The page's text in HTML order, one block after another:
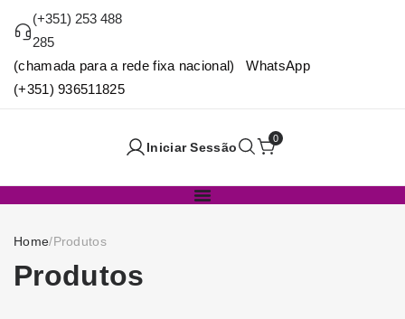
(+351) 253 488
285
(chamada para a rede fixa nacional) WhatsApp
(+351) 936511825
Iniciar Sessão
0
Home/Produtos
Produtos